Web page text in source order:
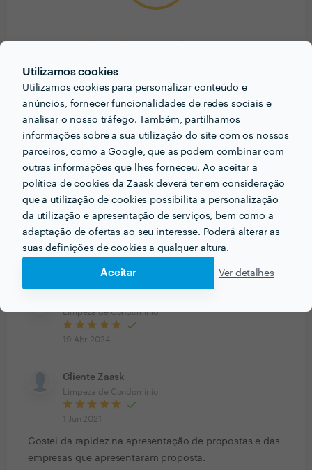
Utilizamos cookies
Utilizamos cookies para personalizar conteúdo e
anúncios, fornecer funcionalidades de redes sociais e
analisar o nosso tráfego. Também, partilhamos
informações sobre a sua utilização do site com os nossos
parceiros, como a Google, que as podem combinar com
outras informações que lhes forneceu. Ao aceitar a
política de cookies da Zaask deverá ter em consideração
que a utilização de cookies possibilita a personalização
da utilização e apresentação de serviços, bem como a
adaptação de ofertas ao seu interesse. Poderá alterar as
suas definições de cookies a qualquer altura.
Aceitar Ver detalhes
8 reviews
5
4 1
3 0
2
1 0
José Carlos Abreu Fernandes
Limpeza de Condomínio
Limpeza de Condomínio
19 Abr 2024
Cliente Zaask
Limpeza de Condomínio
1 Jun 2021
Gostei da rapidez na apresentação de propostas e das
empresas que apresentaram proposta.